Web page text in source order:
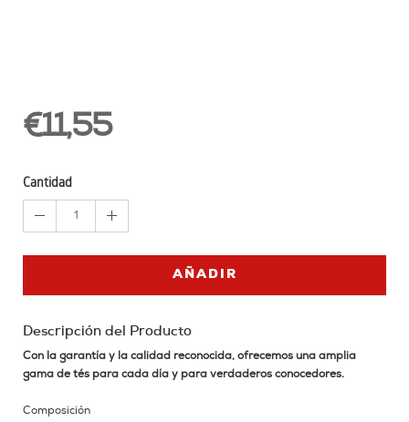
€11,55
Cantidad
1
AÑADIR
Descripción del Producto
Con la garantía y la calidad reconocida, ofrecemos una amplia
gama de tés para cada día y para verdaderos conocedores.
Composición